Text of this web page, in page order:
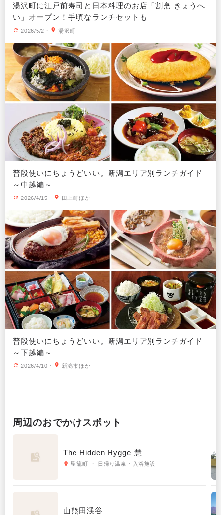
湯沢町に江戸前寿司と日本料理のお店「割烹 きょうへ
い」オープン！手頃なランチセットも
2026/5/2 ・ 湯沢町
普段使いにちょうどいい。新潟エリア別ランチガイド
～中越編～
2026/4/15 ・ 田上町ほか
普段使いにちょうどいい。新潟エリア別ランチガイド
～下越編～
2026/4/10 ・ 新潟市ほか
周辺のおでかけスポット
The Hidden Hygge 慧
聖籠町 ・ 日帰り温泉・入浴施設
山熊田渓谷